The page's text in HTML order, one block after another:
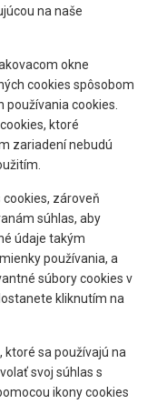
na naše
okne
cookies spôsobom
cookies.
ktoré
zariadení nebudú
cookies, zároveň
súhlas, aby
údaje takým
používania, a
súbory cookies v
kliknutím na
ktoré sa používajú na
svoj súhlas s
ikony cookies